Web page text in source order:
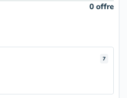
0 offre
7